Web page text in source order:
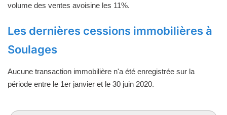
volume des ventes avoisine les 11%.
Les dernières cessions immobilières à
Soulages
Aucune transaction immobilière n'a été enregistrée sur la
période entre le 1er janvier et le 30 juin 2020.